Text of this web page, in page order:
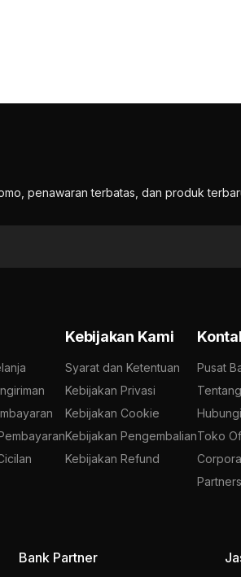
penawaran terbatas, dan produk
Kebijakan Kami
Syarat dan Ketentuan
Kebijakan Privasi
Kebijakan Cookie
Kebijakan Pengembalian
Kebijakan Refund
Pusat
Toko
Bank Partner